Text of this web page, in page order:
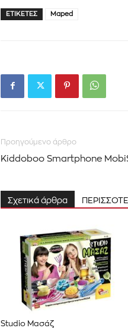
ΕΤΙΚΈΤΕΣ Maped
Προηγούμενο άρθρο
Kiddoboo Smartphone
Σχετικά άρθρα
Studio Μασάζ